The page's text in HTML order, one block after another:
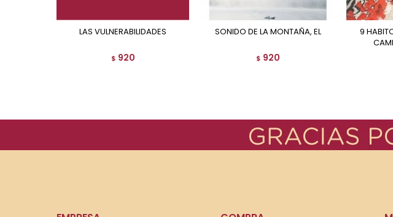
LAS VULNERABILIDADES
$ 920
SONIDO DE LA MONTAÑA, EL
$ 920
9 HABITOS JAPONESES QUE